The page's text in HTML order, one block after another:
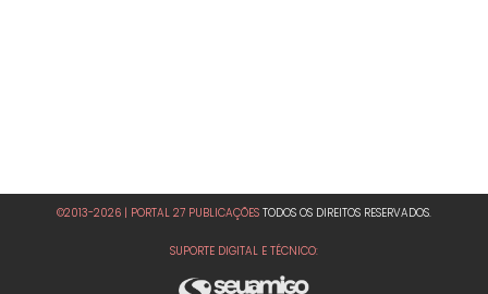
©2013-2026 | PORTAL 27 PUBLICAÇÕES TODOS OS DIREITOS RESERVADOS.
SUPORTE DIGITAL E TÉCNICO: